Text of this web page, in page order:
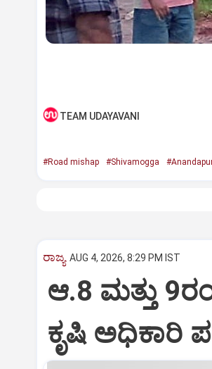
TEAM UDAYAVANI
#Road mishap #Shivamogga
ರಾಜ್ಯ AUG 4, 2026, 8:29 PM IST
ಆ.8 ಮತ್ತು
ಕೃಷಿ ಅಧಿಕಾರಿ